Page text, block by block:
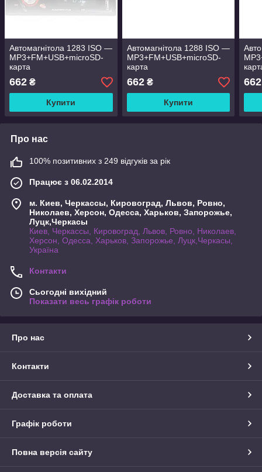
Автомагнітола 1283 ISO —
MP3+FM+USB+microSD-
карта
662 ₴
Купити
Автомагнітола 1288 ISO —
MP3+FM+USB+microSD-
карта
662₴
Купити
662
Про нас
100% позитивних з 249 відгуків за рік
Працює з 06.02.2014
м. Киев, Черкассы, Кировоград, Львов, Ровно,
Николаев, Херсон, Одесса, Харьков, Запорожье,
Луцк,Черкасы
Киев, Черкассы, Кировоград, Львов, Ровно, Николаев,
Херсон, Одесса, Харьков, Запорожье, Луцк,Черкасы,
Україна
Контакти
Сьогодні вихідний
Показати весь графік роботи
Про нас
Контакти
Доставка та оплата
Графік роботи
Повна версія сайту